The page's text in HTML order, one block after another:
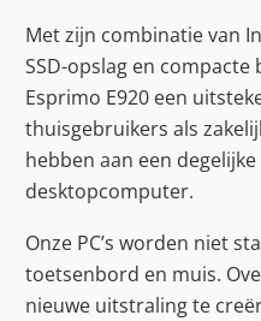
Met zijn combinatie van
SSD-opslag en compacte
Esprimo E920 een
thuisgebruikers als
hebben aan een
desktopcomputer.
Onze PC’s worden niet
toetsenbord en muis.
nieuwe uitstraling te